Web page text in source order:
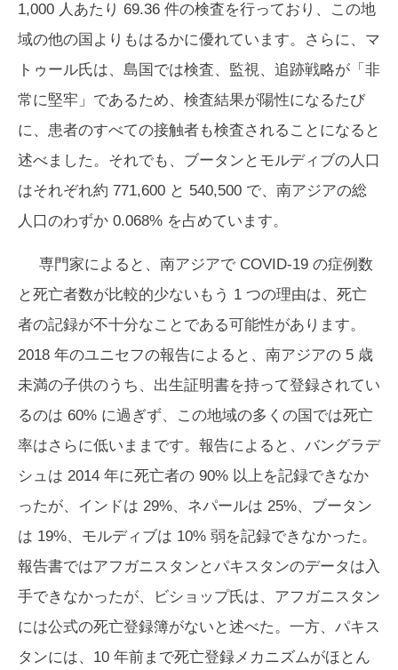
1,000 人あたり 69.36 件の検査を行っており、この地
域の他の国よりもはるかに優れています。さらに、マ
トゥール氏は、島国では検査、監視、追跡戦略が「非
常に堅牢」であるため、検査結果が陽性になるたび
に、患者のすべての接触者も検査されることになると
述べました。それでも、ブータンとモルディブの人口
はそれぞれ約 771,600 と 540,500 で、南アジアの総
人口のわずか 0.068% を占めています。
専門家によると、南アジアで COVID-19 の症例数
と死亡者数が比較的少ないもう 1 つの理由は、死亡
者の記録が不十分なことである可能性があります。
2018 年のユニセフの報告によると、南アジアの 5 歳
未満の子供のうち、出生証明書を持って登録されてい
るのは 60% に過ぎず、この地域の多くの国では死亡
率はさらに低いままです。報告によると、バングラデ
シュは 2014 年に死亡者の 90% 以上を記録できなか
ったが、インドは 29%、ネパールは 25%、ブータン
は 19%、モルディブは 10% 弱を記録できなかった。
報告書ではアフガニスタンとパキスタンのデータは入
手できなかったが、ビショップ氏は、アフガニスタン
には公式の死亡登録簿がないと述べた。一方、パキス
タンには、10 年前まで死亡登録メカニズムがほとん